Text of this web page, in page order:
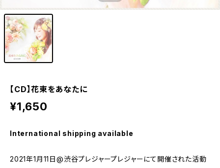
【CD】花束をあなたに
¥1,650
International shipping available
2021年1月11日@渋谷プレジャープレジャーにて開催された活動